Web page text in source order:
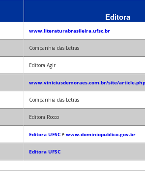
Editora
www.literaturabrasileira.ufsc.br
Companhia das Letras
Editora Agir
www.viniciusdemoraes.com.br/site/
Companhia das Letras
Editora Rocco
Editora UFSC e www.dominiopublico.gov.br
Editora UFSC